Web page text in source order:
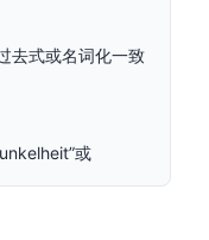
去式或名词化一致
或